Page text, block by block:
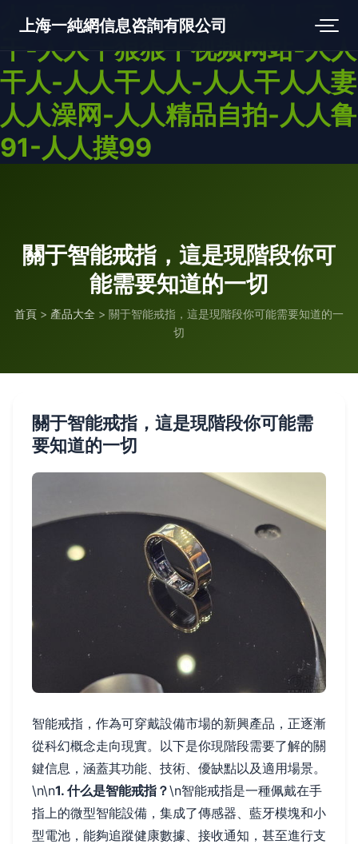
人人干97-人人干超碰-人人干
干-人人干狠狠干视频网站-人人
干人-人人干人人-人人干人人妻
人人澡网-人人精品自拍-人人鲁
91-人人摸99
上海一純網信息咨詢有限公司
關于智能戒指，這是現階段你可
能需要知道的一切
首頁 > 產品大全 > 關于智能戒指，這是現階段你可能需要知道的一
切
關于智能戒指，這是現階段你可能需
要知道的一切
智能戒指，作為可穿戴設備市場的新興產品，正逐漸
從科幻概念走向現實。以下是你現階段需要了解的關
鍵信息，涵蓋其功能、技術、優缺點以及適用場景。
\n\n1. 什么是智能戒指？\n智能戒指是一種佩戴在手
指上的微型智能設備，集成了傳感器、藍牙模塊和小
型電池，能夠追蹤健康數據、接收通知，甚至進行支